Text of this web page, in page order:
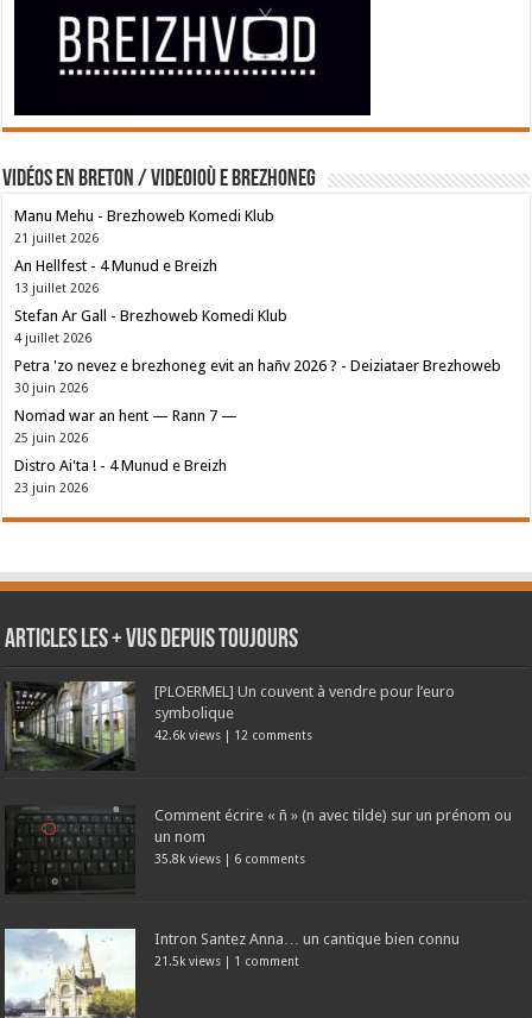
Vidéos en breton / Videoioù e brezhoneg
Manu Mehu - Brezhoweb Komedi Klub
21 juillet 2026
An Hellfest - 4 Munud e Breizh
13 juillet 2026
Stefan Ar Gall - Brezhoweb Komedi Klub
4 juillet 2026
Petra 'zo nevez e brezhoneg evit an hañv 2026 ? - Deiziataer Brezhoweb
30 juin 2026
Nomad war an hent — Rann 7 —
25 juin 2026
Distro Ai'ta ! - 4 Munud e Breizh
23 juin 2026
Articles les + vus depuis toujours
[PLOERMEL] Un couvent à vendre pour l’euro
symbolique
42.6k views | 12 comments
Comment écrire « ñ » (n avec tilde) sur un prénom ou
un nom
35.8k views | 6 comments
Intron Santez Anna… un cantique bien connu
21.5k views | 1 comment